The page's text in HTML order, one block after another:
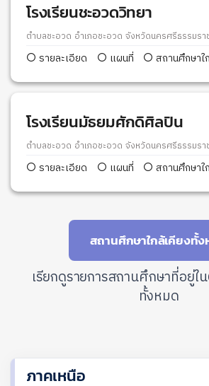
โรงเรียนชะอวดวิทยา
ตำบลชะอวด อำเภอชะอวด จังหวัดนครศรีธรรมร
รายละเอียด แผนที่ สถานศึกษาใ
โรงเรียนมัธยมศักดิศิลปิน
ตำบลชะอวด อำเภอชะอวด จังหวัดนครศรีธรรมร
รายละเอียด แผนที่ สถานศึกษาใ
สถานศึกษาใกล้เคียงทั้
เรียกดูรายการสถานศึกษาที่อยู่ใน
ทั้งหมด
ภาคเหนือ